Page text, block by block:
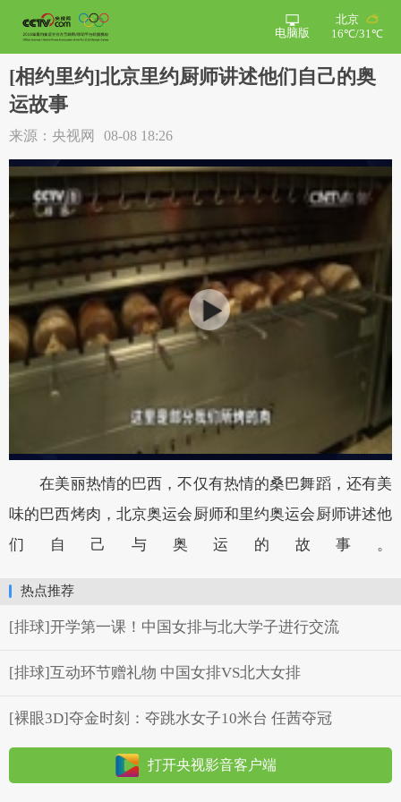
北京
16℃/31℃
电脑版
[相约里约]北京里约厨师讲述他们自己的奥
运故事
来源：央视网 08-08 18:26
在美丽热情的巴西，不仅有热情的桑巴舞蹈，还有美
味的巴西烤肉，北京奥运会厨师和里约奥运会厨师讲述他
们自己与奥运的故事。
热点推荐
[排球]开学第一课！中国女排与北大学子进行交流
[排球]互动环节赠礼物 中国女排VS北大女排
[裸眼3D]夺金时刻：夺跳水女子10米台 任茜夺冠
打开央视影音客户端